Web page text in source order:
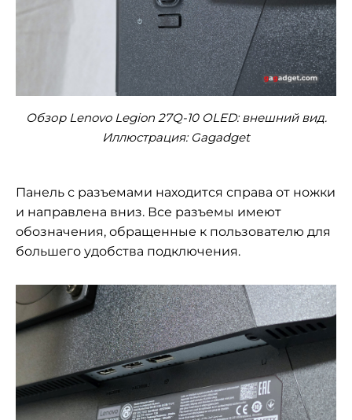
Обзор Lenovo Legion 27Q-10 OLED: внешний вид.
Иллюстрация: Gagadget
Панель с разъемами находится справа от ножки
и направлена вниз. Все разъемы имеют
обозначения, обращенные к пользователю для
большего удобства подключения.